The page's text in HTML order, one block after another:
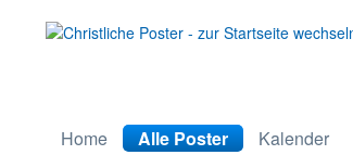
Home Alle Poster Kalender